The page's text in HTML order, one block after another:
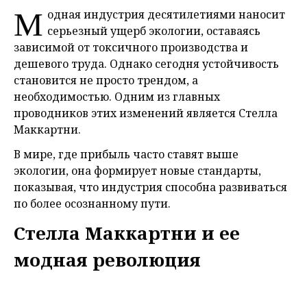
М одная индустрия десятилетиями наносит
серьезный ущерб экологии, оставаясь
зависимой от токсичного производства и
дешевого труда. Однако сегодня устойчивость
становится не просто трендом, а
необходимостью. Одним из главных
проводников этих изменений является Стелла
Маккартни.
В мире, где прибыль часто ставят выше
экологии, она формирует новые стандарты,
показывая, что индустрия способна развиваться
по более осознанному пути.
Стелла Маккартни и ее
модная революция